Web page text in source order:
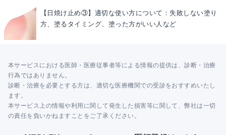
【日焼け止め③】適切な使い方について：失敗しない塗り
方、塗るタイミング、塗った方がいい人など
本サービスにおける医師・医療従事者等による情報の提供は、診断・治療
行為ではありません。
診断・治療を必要とする方は、適切な医療機関での受診をおすすめいたし
ます。
本サービス上の情報や利用に関して発生した損害等に関して、弊社は一切
の責任を負いかねますことをご了承ください。